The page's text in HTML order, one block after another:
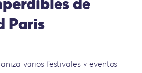
Paris
varios festivales y eventos